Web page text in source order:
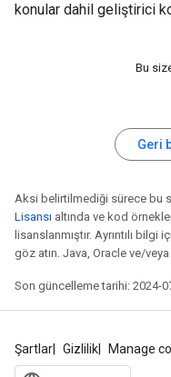
konular dahil geliştirici
Bu
Geri
Aksi belirtilmediği sürece bu
Lisansı altında ve kod
lisanslanmıştır. Ayrıntılı bilgi
göz atın. Java, Oracle ve/
Son güncelleme tarihi: 2024-
Şartlar Gizlilik Manage